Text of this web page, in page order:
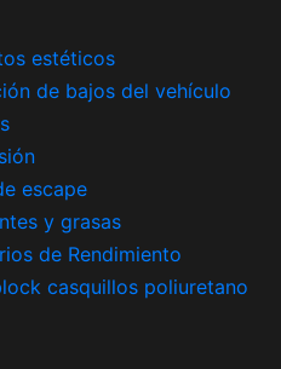
estéticos
de bajos del vehículo
escape
y grasas
de Rendimiento
casquillos poliuretano